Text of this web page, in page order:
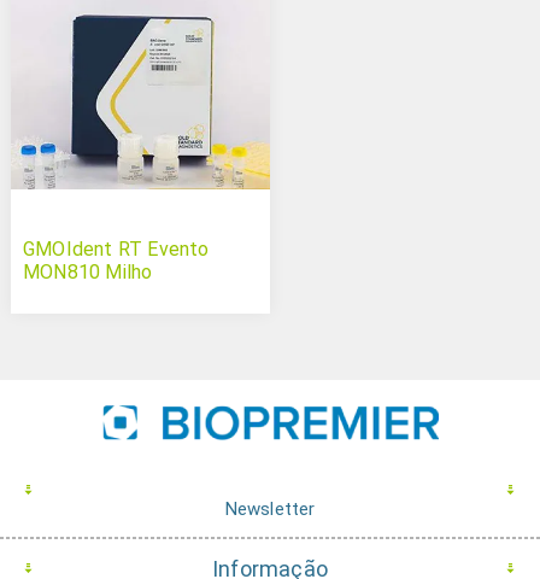
GMOIdent RT Evento
MON810 Milho
Newsletter
Informação